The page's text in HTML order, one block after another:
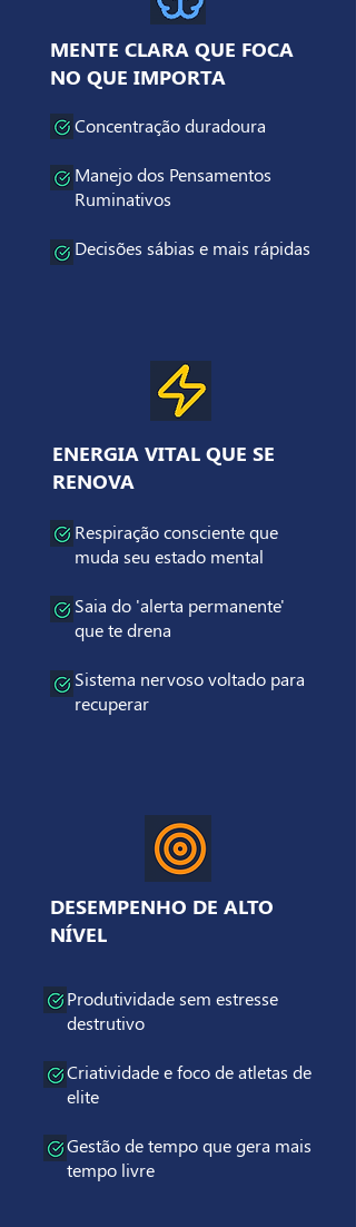
MENTE CLARA QUE FOCA
NO QUE IMPORTA
Concentração duradoura
Manejo dos Pensamentos
Ruminativos
Decisões sábias e mais rápidas
ENERGIA VITAL QUE SE
RENOVA
Respiração consciente que
muda seu estado mental
Saia do 'alerta permanente'
que te drena
Sistema nervoso voltado para
recuperar
DESEMPENHO DE ALTO
NÍVEL
Produtividade sem estresse
destrutivo
Criatividade e foco de atletas de
elite
Gestão de tempo que gera mais
tempo livre